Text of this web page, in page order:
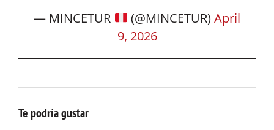
— MINCETUR
(@MINCETUR) April
9, 2026
Te podría gustar